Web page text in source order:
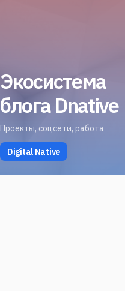
Экосистема
блога Dnative
Проекты, соцсети, работа
Digital Native